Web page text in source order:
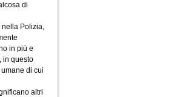
di
nella Polizia,
in più e
in questo
di cui
altri